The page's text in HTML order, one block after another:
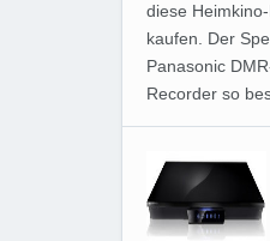
diese
kaufen. Der
Panasonic
Recorder so